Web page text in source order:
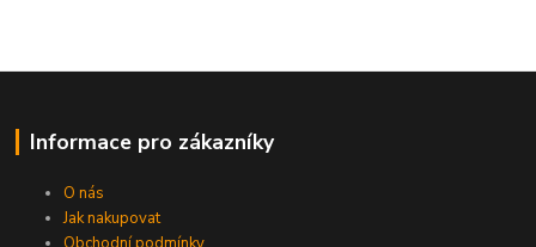
Informace pro zákazníky
O nás
Jak nakupovat